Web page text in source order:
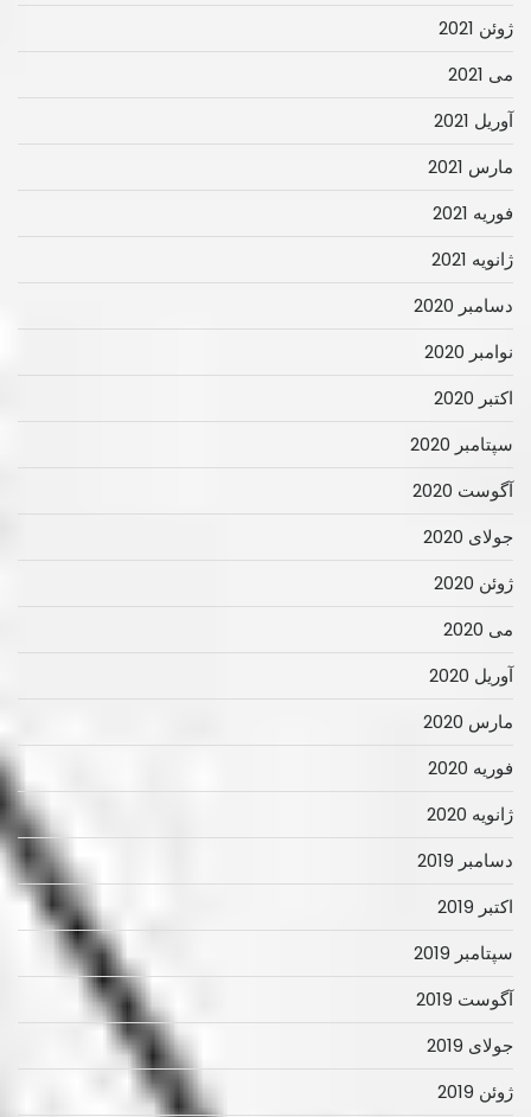
ژوئن 2021
می 2021
آوریل 2021
مارس 2021
فوریه 2021
ژانویه 2021
دسامبر 2020
نوامبر 2020
اکتبر 2020
سپتامبر 2020
آگوست 2020
جولای 2020
ژوئن 2020
می 2020
آوریل 2020
مارس 2020
فوریه 2020
ژانویه 2020
دسامبر 2019
اکتبر 2019
سپتامبر 2019
آگوست 2019
جولای 2019
ژوئن 2019